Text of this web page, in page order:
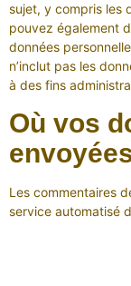
sujet, y compris les
pouvez également
données
n’inclut pas les
à des fins
Où vos
Les commentaires
service automatisé